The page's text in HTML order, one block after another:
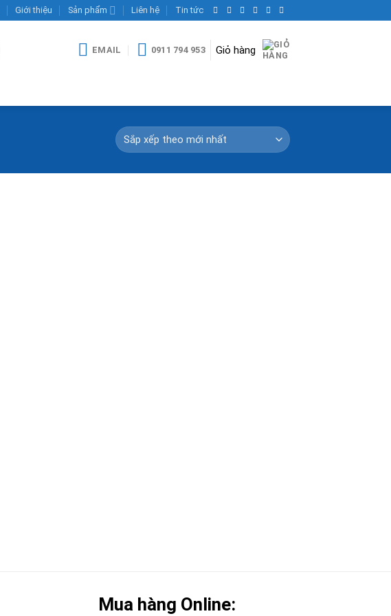
Giới thiệu Sản phẩm Liên hệ Tin tức
EMAIL 0911 794 953 Giỏ hàng
Mua hàng Online: